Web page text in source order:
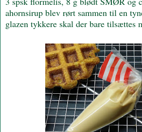
ahornsirup blev rørt sammen til en
glazen tykkere skal der bare tilsættes